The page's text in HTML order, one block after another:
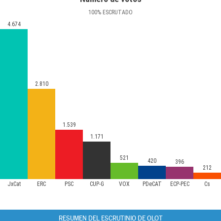
100% ESCRUTADO
JxCat ERC PSC CUP-G VOX PDeCAT ECP-PEC Cs
4.674
2.810
1.539
1.171
521 420
396
212
RESUMEN DEL ESCRUTINIO DE OLOT